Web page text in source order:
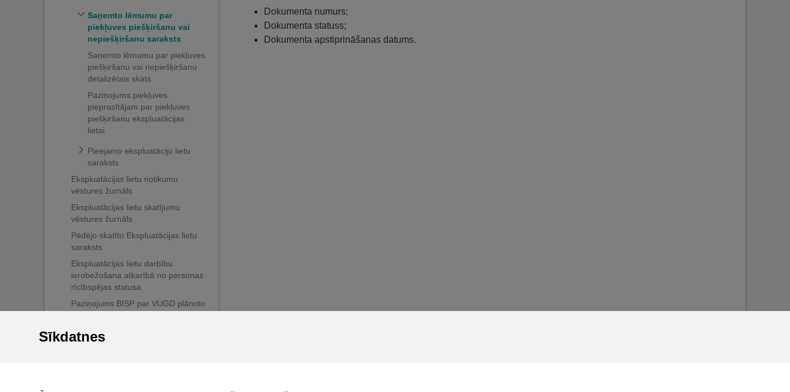
Sīkdatnes
Saņemto lēmumu par
piekļuves piešķiršanu vai
nepiešķiršanu saraksts
Saņemto lēmumu par piekļuves
piešķiršanu vai nepiešķiršanu
detalizētais skats
Paziņojums piekļuves
pieprasītājam par piekļuves
piešķiršanu ekspluatācijas
lietai
Pieejamo ekspluatāciju lietu
saraksts
Ekspluatācijas lietu notikumu
vēstures žurnāls
Ekspluatācijas lietu skatījumu
vēstures žurnāls
Pēdējo skatīto Ekspluatācijas lietu
saraksts
Ekspluatācijas lietu darbību
ierobežošana atkarībā no personas
rīcībspējas statusa
Paziņojums BISP par VUGD plānoto
Māju lietas
Dokumenta numurs;
Dokumenta statuss;
Dokumenta apstiprināšanas datums.